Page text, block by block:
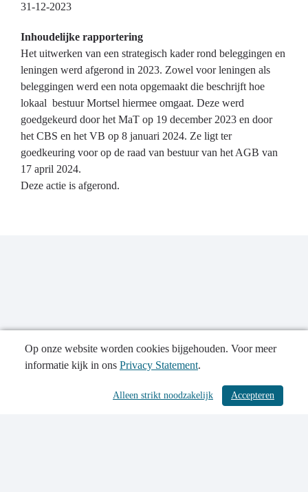
31-12-2023
Inhoudelijke rapportering
Het uitwerken van een strategisch kader rond beleggingen en
leningen werd afgerond in 2023. Zowel voor leningen als
beleggingen werd een nota opgemaakt die beschrijft hoe
lokaal bestuur Mortsel hiermee omgaat. Deze werd
goedgekeurd door het MaT op 19 december 2023 en door
het CBS en het VB op 8 januari 2024. Ze ligt ter
goedkeuring voor op de raad van bestuur van het AGB van
17 april 2024.
Deze actie is afgerond.
/ 546
Publicatiedatum: 19-06-2024
Op onze website worden cookies bijgehouden. Voor meer
informatie kijk in ons Privacy Statement.
Accepteren
Alleen strikt noodzakelijk